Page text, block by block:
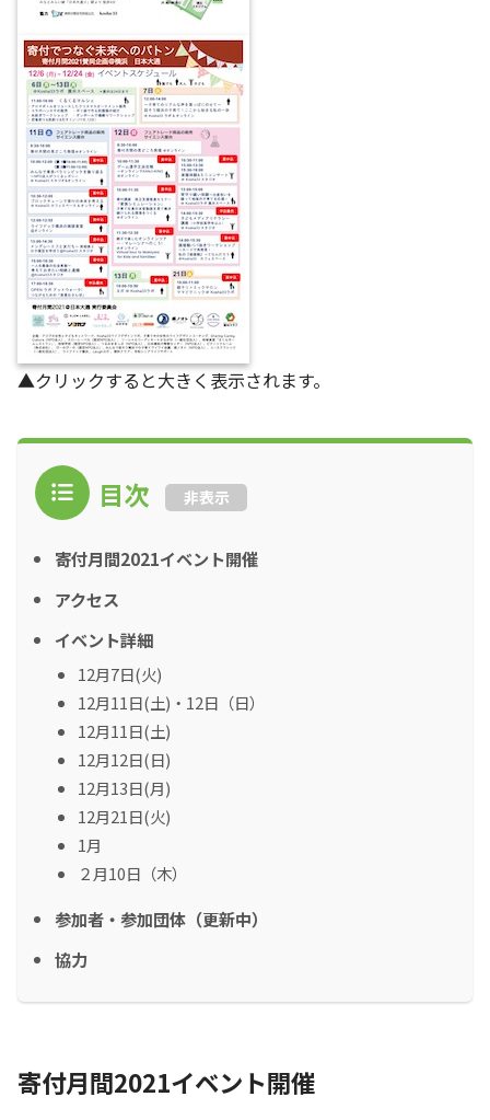
▲クリックすると大きく表示されます。
目次 非表示
寄付月間2021イベント開催
アクセス
イベント詳細
12月7日(火)
12月11日(土)・12日（日）
12月11日(土)
12月12日(日)
12月13日(月)
12月21日(火)
1月
２月10日（木）
参加者・参加団体（更新中）
協力
寄付月間2021イベント開催